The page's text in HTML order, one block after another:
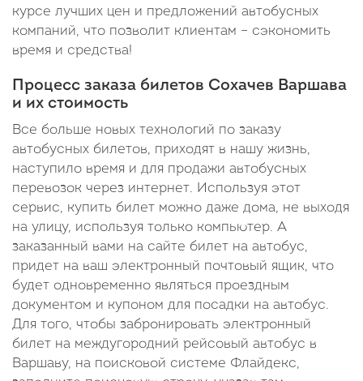
курсе лучших цен и предложений автобусных
компаний, что позволит клиентам – сэкономить
время и средства!
Процесс заказа билетов Сохачев Варшава
и их стоимость
Все больше новых технологий по заказу
автобусных билетов, приходят в нашу жизнь,
наступило время и для продажи автобусных
перевозок через интернет. Используя этот
сервис, купить билет можно даже дома, не выходя
на улицу, используя только компьютер. А
заказанный вами на сайте билет на автобус,
придет на ваш электронный почтовый ящик, что
будет одновременно являться проездным
документом и купоном для посадки на автобус.
Для того, чтобы забронировать электронный
билет на междугородний рейсовый автобус в
Варшаву, на поисковой системе Флайдекс,